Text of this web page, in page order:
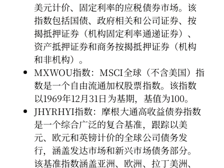
美元计价、固定利率的应税债券市场。该
指数包括国债、政府相关和公司证券、按
揭抵押证券（机构固定利率通递证券）、
资产抵押证券和商务按揭抵押证券（机构
和非机构）。
MXWOU指数：MSCI全球（不含美国）指
数是一个自由流通加权股票指数。该指数
以1969年12月31日为基期，基值为100。
JHYRHYI指数：摩根大通高收益债券指数
是一个综合广泛的复合基准，跟踪以美
元、欧元和英镑计价的全球公司债务发
行，涵盖发达市场和新兴市场债务部分。
该基准指数涵盖亚洲、欧洲、拉丁美洲、